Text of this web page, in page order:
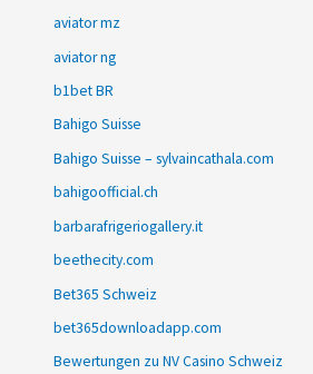
aviator mz
aviator ng
b1bet BR
Bahigo Suisse
Bahigo Suisse – sylvaincathala.com
bahigoofficial.ch
barbarafrigeriogallery.it
beethecity.com
Bet365 Schweiz
bet365downloadapp.com
Bewertungen zu NV Casino Schweiz